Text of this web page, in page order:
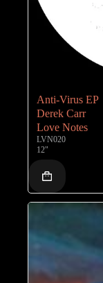
Anti-Virus EP
Derek Carr
Love Notes
LVN020
12"